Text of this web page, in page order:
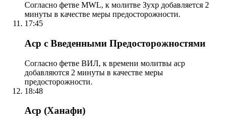
Согласно фетве MWL, к молитве Зухр добавляется 2
минуты в качестве меры предосторожности.
17:45
Аср с Введенными Предосторожностями
Согласно фетве ВИЛ, к времени молитвы аср
добавляются 2 минуты в качестве меры
предосторожности.
18:48
Аср (Ханафи)